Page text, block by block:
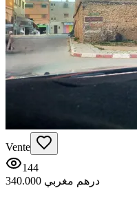
Vente
144
340.000 درهم مغربي